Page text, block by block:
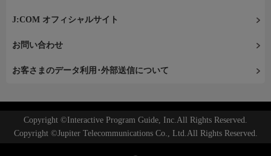
J:COM オフィシャルサイト
お問い合わせ
お客さまのデータ利用･外部送信について
Copyright ©Interactive Program Guide, Inc.All Rights Reserved.
Copyright ©Jupiter Telecommunications Co., Ltd.All Rights Reserved.